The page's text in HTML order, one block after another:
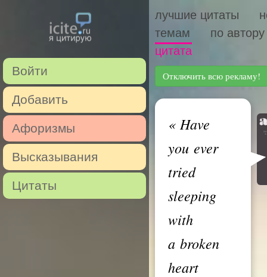
Войти
Добавить
Афоризмы
Высказывания
Цитаты
лучшие цитаты
темам
по автору
цитата
Отключить всю рекламу!
«Have
you ever
tried
sleeping
with
a broken
heart